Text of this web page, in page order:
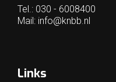
Tel.: 030 - 6008400
Mail: info@knbb.nl
Links